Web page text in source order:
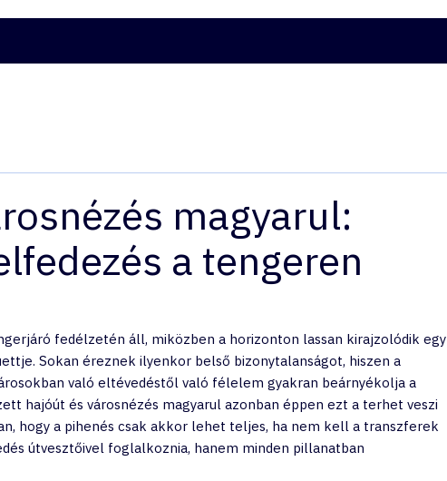
magyarul:
a tengeren
fedélzetén áll, miközben a horizonton lassan kirajzolódik egy
Sokan éreznek ilyenkor belső bizonytalanságot, hiszen a
való eltévedéstől való félelem gyakran beárnyékolja a
hajóút és városnézés magyarul azonban éppen ezt a terhet veszi
hogy a pihenés csak akkor lehet teljes, ha nem kell a transzferek
útvesztőivel foglalkoznia, hanem minden pillanatban